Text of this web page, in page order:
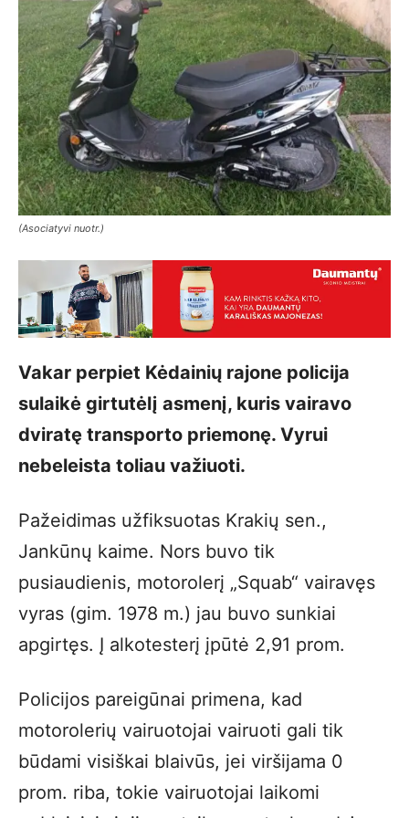
(Asociatyvi nuotr.)
Vakar perpiet Kėdainių rajone policija
sulaikė girtutėlį asmenį, kuris vairavo
dviratę transporto priemonę. Vyrui
nebeleista toliau važiuoti.
Pažeidimas užfiksuotas Krakių sen.,
Jankūnų kaime. Nors buvo tik
pusiaudienis, motorolerį „Squab“ vairavęs
vyras (gim. 1978 m.) jau buvo sunkiai
apgirtęs. Į alkotesterį įpūtė 2,91 prom.
Policijos pareigūnai primena, kad
motorolerių vairuotojai vairuoti gali tik
būdami visiškai blaivūs, jei viršijama 0
prom. riba, tokie vairuotojai laikomi